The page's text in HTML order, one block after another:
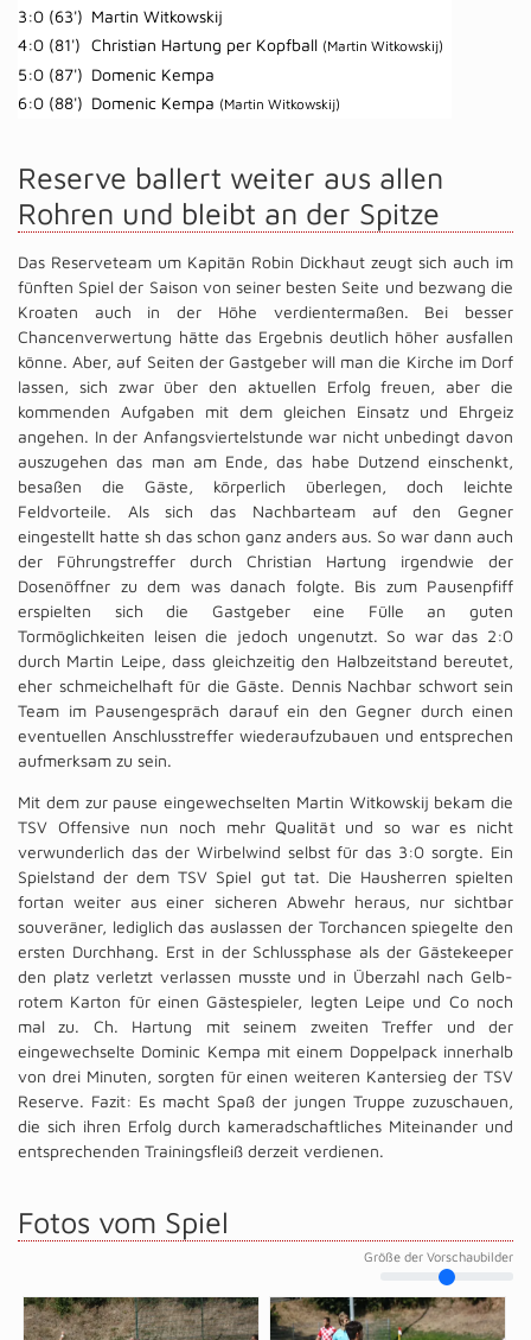
3:0 (63') Martin Witkowskij
4:0 (81') Christian Hartung per Kopfball (Martin Witkowskij)
5:0 (87') Domenic Kempa
6:0 (88') Domenic Kempa (Martin Witkowskij)
Reserve ballert weiter aus allen
Rohren und bleibt an der Spitze
Das Reserveteam um Kapitän Robin Dickhaut zeugt sich auch im
fünften Spiel der Saison von seiner besten Seite und bezwang die
Kroaten auch in der Höhe verdientermaßen. Bei besser
Chancenverwertung hätte das Ergebnis deutlich höher ausfallen
könne. Aber, auf Seiten der Gastgeber will man die Kirche im Dorf
lassen, sich zwar über den aktuellen Erfolg freuen, aber die
kommenden Aufgaben mit dem gleichen Einsatz und Ehrgeiz
angehen. In der Anfangsviertelstunde war nicht unbedingt davon
auszugehen das man am Ende, das habe Dutzend einschenkt,
besaßen die Gäste, körperlich überlegen, doch leichte
Feldvorteile. Als sich das Nachbarteam auf den Gegner
eingestellt hatte sh das schon ganz anders aus. So war dann auch
der Führungstreffer durch Christian Hartung irgendwie der
Dosenöffner zu dem was danach folgte. Bis zum Pausenpfiff
erspielten sich die Gastgeber eine Fülle an guten
Tormöglichkeiten leisen die jedoch ungenutzt. So war das 2:0
durch Martin Leipe, dass gleichzeitig den Halbzeitstand bereutet,
eher schmeichelhaft für die Gäste. Dennis Nachbar schwort sein
Team im Pausengespräch darauf ein den Gegner durch einen
eventuellen Anschlusstreffer wiederaufzubauen und entsprechen
aufmerksam zu sein.
Mit dem zur pause eingewechselten Martin Witkowskij bekam die
TSV Offensive nun noch mehr Qualität und so war es nicht
verwunderlich das der Wirbelwind selbst für das 3:0 sorgte. Ein
Spielstand der dem TSV Spiel gut tat. Die Hausherren spielten
fortan weiter aus einer sicheren Abwehr heraus, nur sichtbar
souveräner, lediglich das auslassen der Torchancen spiegelte den
ersten Durchhang. Erst in der Schlussphase als der Gästekeeper
den platz verletzt verlassen musste und in Überzahl nach Gelb-
rotem Karton für einen Gästespieler, legten Leipe und Co noch
mal zu. Ch. Hartung mit seinem zweiten Treffer und der
eingewechselte Dominic Kempa mit einem Doppelpack innerhalb
von drei Minuten, sorgten für einen weiteren Kantersieg der TSV
Reserve. Fazit: Es macht Spaß der jungen Truppe zuzuschauen,
die sich ihren Erfolg durch kameradschaftliches Miteinander und
entsprechenden Trainingsfleiß derzeit verdienen.
Fotos vom Spiel
Größe der Vorschaubilder